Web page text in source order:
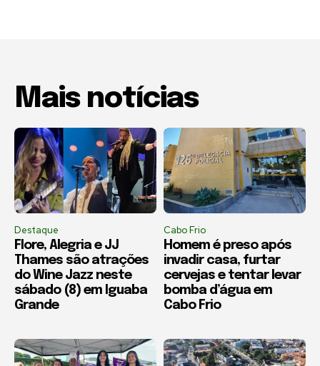
Mais notícias
Destaque
Flore, Alegria e JJ
Thames são atrações
do Wine Jazz neste
sábado (8) em Iguaba
Grande
Cabo Frio
Homem é preso após
invadir casa, furtar
cervejas e tentar levar
bomba d’água em
Cabo Frio